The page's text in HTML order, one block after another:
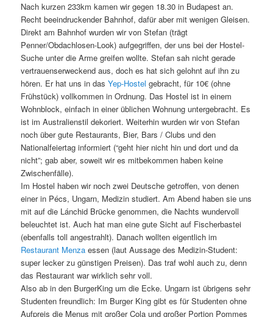
Nach kurzen 233km kamen wir gegen 18.30 in Budapest an.
Recht beeindruckender Bahnhof, dafür aber mit wenigen Gleisen.
Direkt am Bahnhof wurden wir von Stefan (trägt
Penner/Obdachlosen-Look) aufgegriffen, der uns bei der Hostel-
Suche unter die Arme greifen wollte. Stefan sah nicht gerade
vertrauenserweckend aus, doch es hat sich gelohnt auf ihn zu
hören. Er hat uns in dasYep-Hostel gebracht, für 10€ (ohne
Frühstück) vollkommen in Ordnung. Das Hostel ist in einem
Wohnblock, einfach in einer üblichen Wohnung untergebracht. Es
ist im Australienstil dekoriert. Weiterhin wurden wir von Stefan
noch über gute Restaurants, Bier, Bars / Clubs und den
Nationalfeiertag informiert (“geht hier nicht hin und dort und da
nicht”; gab aber, soweit wir es mitbekommen haben keine
Zwischenfälle).
Im Hostel haben wir noch zwei Deutsche getroffen, von denen
einer in Pécs, Ungarn, Medizin studiert. Am Abend haben sie uns
mit auf die Lánchid Brücke genommen, die Nachts wundervoll
beleuchtet ist. Auch hat man eine gute Sicht auf Fischerbastei
(ebenfalls toll angestrahlt). Danach wollten eigentlich im
Restaurant Menza essen (laut Aussage des Medizin-Student:
super lecker zu günstigen Preisen). Das traf wohl auch zu, denn
das Restaurant war wirklich sehr voll.
Also ab in den BurgerKing um die Ecke. Ungarn ist übrigens sehr
Studenten freundlich: Im Burger King gibt es für Studenten ohne
Aufpreis die Menus mit großer Cola und großer Portion Pommes